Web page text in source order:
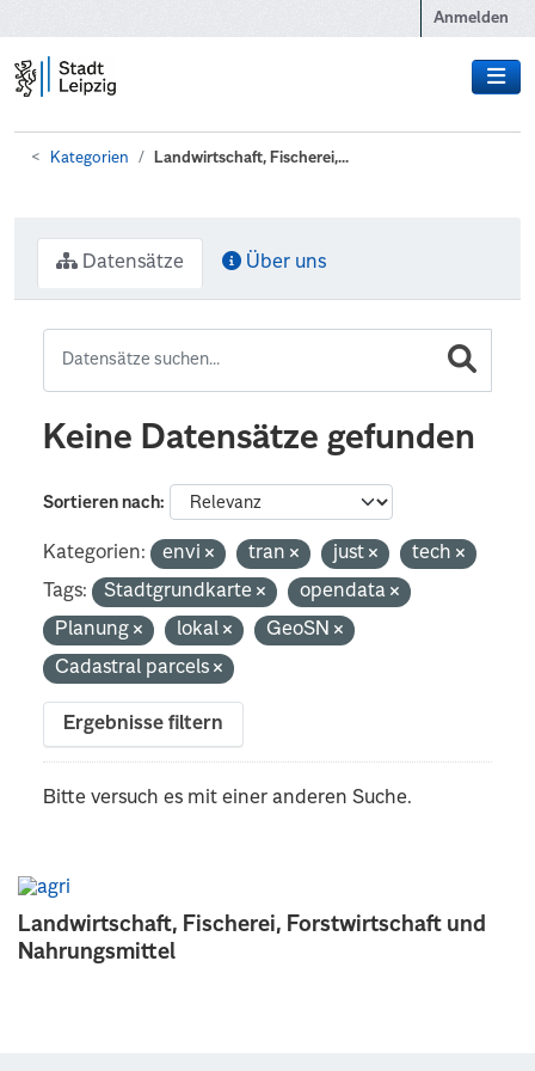
Anmelden
Kategorien Landwirtschaft, Fischerei,...
Landwirtschaft, Fischerei, Forstwirtschaft und
Nahrungsmittel
Datensätze Über uns
Keine Datensätze gefunden
Sortieren nach
Kategorien: envi tran just
tech
Tags:
Stadtgrundkarte
opendata
Planung
lokal
GeoSN
Cadastral parcels
Ergebnisse filtern
Bitte versuch es mit einer anderen Suche.